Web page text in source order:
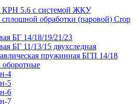
КРН 5.6 с системой ЖКУ
сплошной обработки (паровой) Crop
БГ 14/18/19/21/23
БГ 11/13/15 двухследная
пружинная БГП 14/18
4
5
6
7